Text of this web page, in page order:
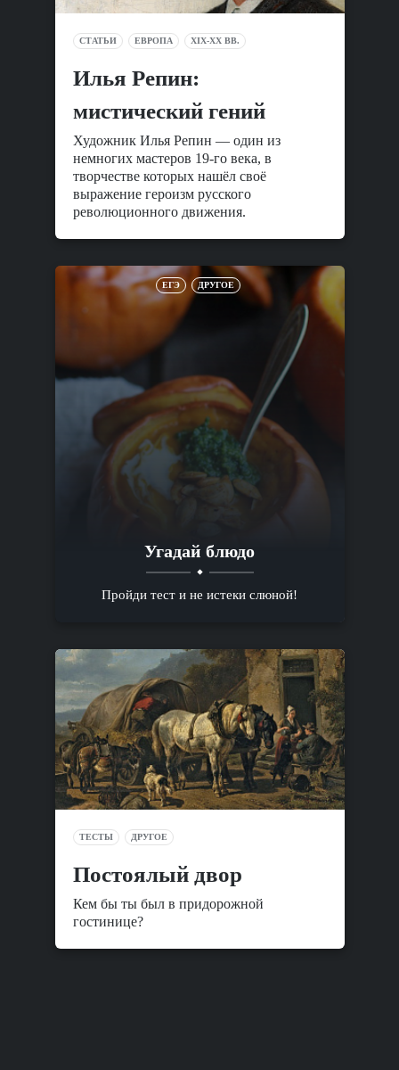
СТАТЬИ ЕВРОПА XIX-XX ВВ.
Илья Репин:
мистический гений
Художник Илья Репин — один из
немногих мастеров 19-го века, в
творчестве которых нашёл своё
выражение героизм русского
революционного движения.
ЕГЭ ДРУГОЕ
Угадай блюдо
Пройди тест и не истеки слюной!
ТЕСТЫ ДРУГОЕ
Постоялый двор
Кем бы ты был в придорожной
гостинице?